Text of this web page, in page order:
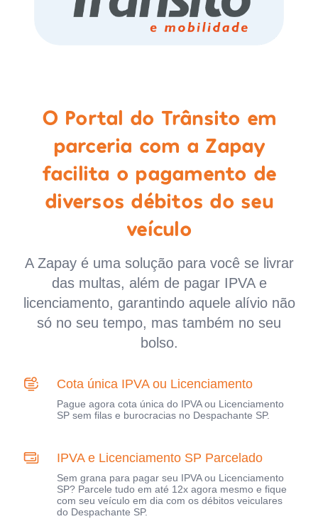
O Portal do Trânsito em
parceria com a Zapay
facilita o pagamento de
diversos débitos do seu
veículo
A Zapay é uma solução para você se livrar
das multas, além de pagar IPVA e
licenciamento, garantindo aquele alívio não
só no seu tempo, mas também no seu
bolso.
Cota única IPVA ou Licenciamento
Pague agora cota única do IPVA ou Licenciamento
SP sem filas e burocracias no Despachante SP.
IPVA e Licenciamento SP Parcelado
Sem grana para pagar seu IPVA ou Licenciamento
SP? Parcele tudo em até 12x agora mesmo e fique
com seu veículo em dia com os débitos veiculares
do Despachante SP.